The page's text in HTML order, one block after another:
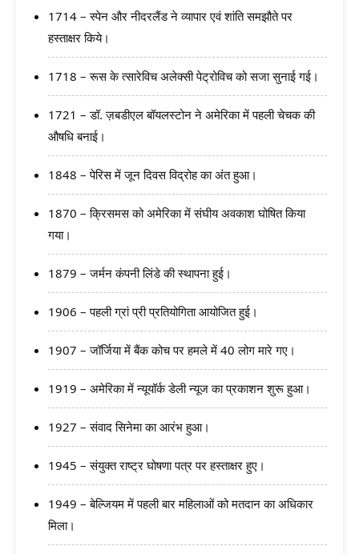
1714 – स्पेन और नीदरलैंड ने व्यापार एवं शांति समझौते पर
हस्ताक्षर किये।
1718 – रूस के त्सारेविच अलेक्सी पेट्रोविच को सजा सुनाई गई।
1721 – डॉ. ज़बडीएल बॉयलस्टोन ने अमेरिका में पहली चेचक की
औषधि बनाई।
1848 – पेरिस में जून दिवस विद्रोह का अंत हुआ।
1870 – क्रिसमस को अमेरिका में संघीय अवकाश घोषित किया
गया।
1879 – जर्मन कंपनी लिंडे की स्थापना हुई।
1906 – पहली ग्रां प्री प्रतियोगिता आयोजित हुई।
1907 – जॉर्जिया में बैंक कोच पर हमले में 40 लोग मारे गए।
1919 – अमेरिका में न्यूयॉर्क डेली न्यूज का प्रकाशन शुरू हुआ।
1927 – संवाद सिनेमा का आरंभ हुआ।
1945 – संयुक्त राष्ट्र घोषणा पत्र पर हस्ताक्षर हुए।
1949 – बेल्जियम में पहली बार महिलाओं को मतदान का अधिकार
मिला।